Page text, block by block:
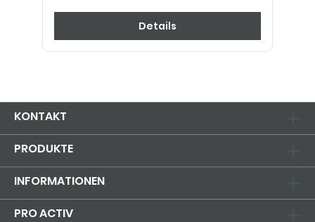
Details
KONTAKT
PRODUKTE
INFORMATIONEN
PRO ACTIV